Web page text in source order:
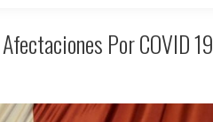
Por COVID 19